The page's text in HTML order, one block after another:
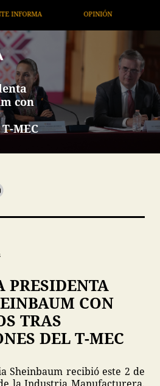
con
MEC
PRESIDENTA
CON
TRAS
DEL T-MEC
Sheinbaum recibió este 2 de